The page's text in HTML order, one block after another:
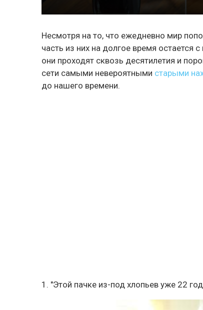
Несмотря на то, что ежедневно мир
часть из них на долгое время остается
они проходят сквозь десятилетия и
сети самыми невероятными старыми
до нашего времени.
1. "Этой пачке из-под хлопьев уже 22